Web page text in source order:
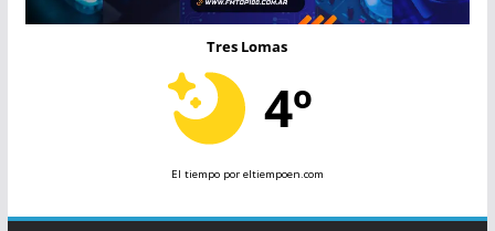
Tres Lomas
4º
El tiempopor eltiempoen.com